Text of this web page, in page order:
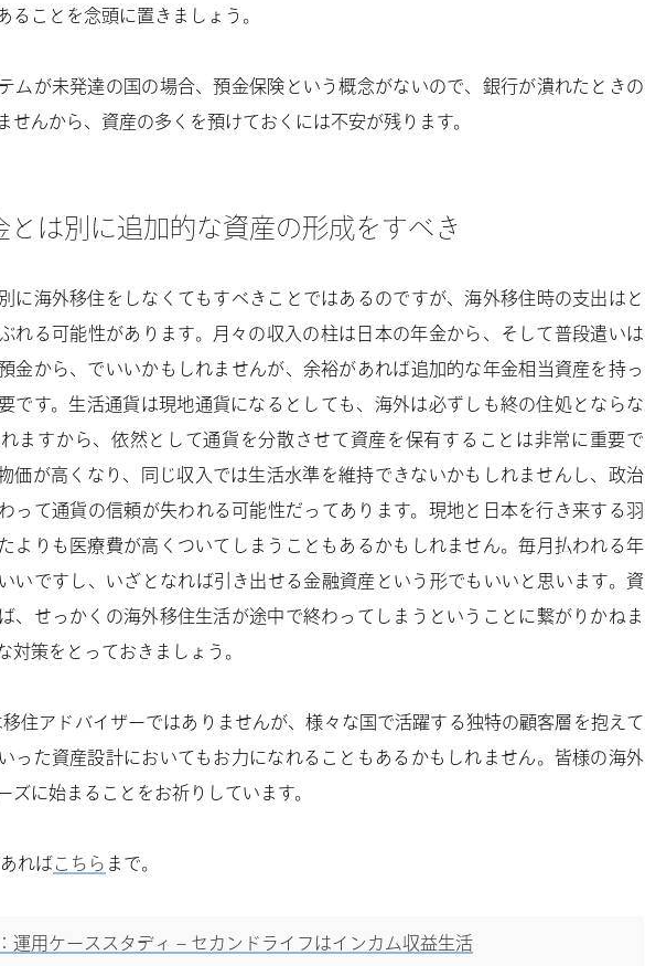
ることを念頭に置きましょう。
ムが未発達の国の場合、預金保険という概念がないので、銀行が潰れたときの
せんから、資産の多くを預けておくには不安が残ります。
とは別に追加的な資産の形成をすべき
に海外移住をしなくてもすべきことではあるのですが、海外移住時の支出はと
れる可能性があります。月々の収入の柱は日本の年金から、そして普段遣いは
金から、でいいかもしれませんが、余裕があれば追加的な年金相当資産を持っ
です。生活通貨は現地通貨になるとしても、海外は必ずしも終の住処とならな
ますから、依然として通貨を分散させて資産を保有することは非常に重要で
価が高くなり、同じ収入では生活水準を維持できないかもしれませんし、政治
って通貨の信頼が失われる可能性だってあります。現地と日本を行き来する羽
よりも医療費が高くついてしまうこともあるかもしれません。毎月払われる年
いですし、いざとなれば引き出せる金融資産という形でもいいと思います。資
、せっかくの海外移住生活が途中で終わってしまうということに繋がりかねま
対策をとっておきましょう。
移住アドバイザーではありませんが、様々な国で活躍する独特の顧客層を抱えて
った資産設計においてもお力になれることもあるかもしれません。皆様の海外
ズに始まることをお祈りしています。
ればこちら まで。
運用ケーススタディ – セカンドライフはインカム収益生活